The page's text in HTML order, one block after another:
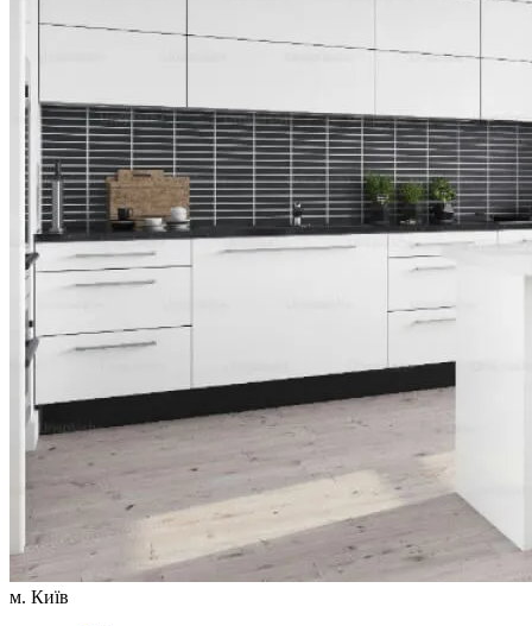
м. Київ